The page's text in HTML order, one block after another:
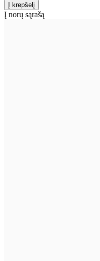
Į norų sąrašą